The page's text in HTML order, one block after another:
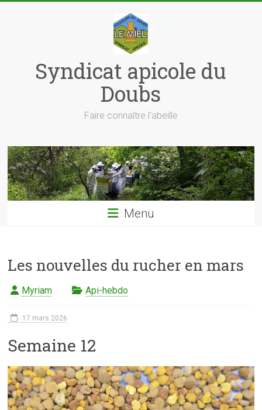
Syndicat apicole du
Doubs
Faire connaître l'abeille
Menu
Les nouvelles du rucher en mars
Myriam Api-hebdo
17 mars 2026
Semaine 12